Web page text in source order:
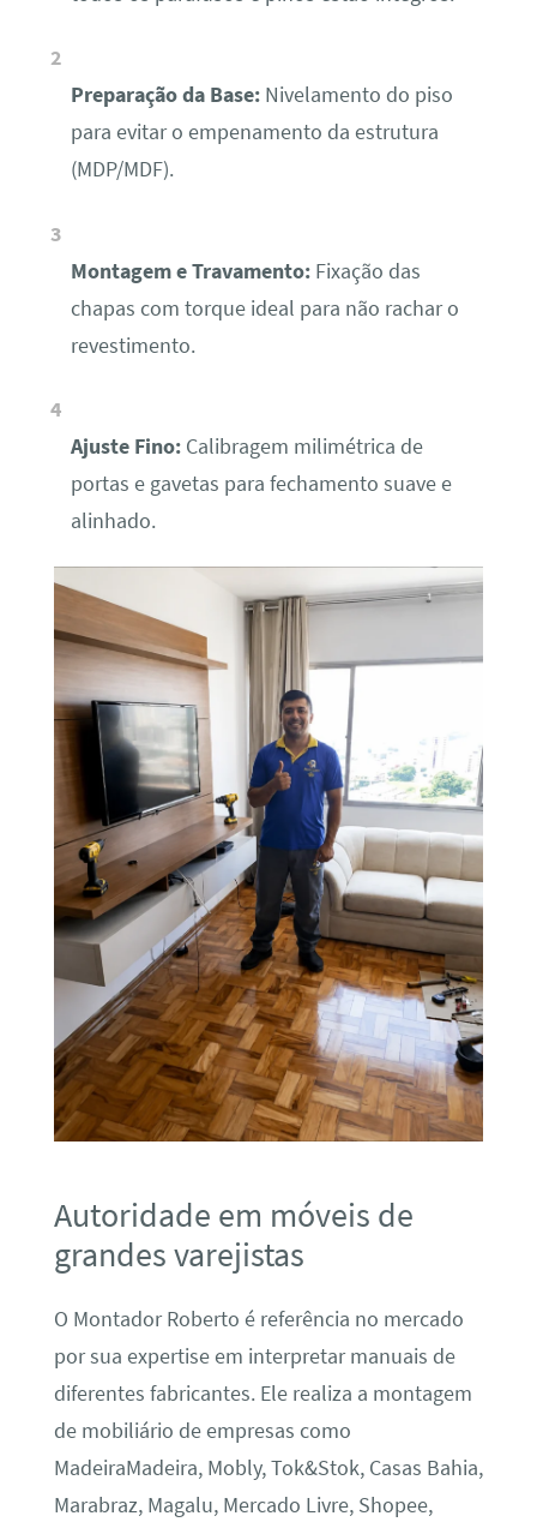
Preparação da Base:Nivelamento do piso
para evitar o empenamento da estrutura
(MDP/MDF).
Montagem e Travamento:Fixação das
chapas com torque ideal para não rachar o
revestimento.
Ajuste Fino:Calibragem milimétrica de
portas e gavetas para fechamento suave e
alinhado.
Autoridade em móveis de
grandes varejistas
O Montador Roberto é referência no mercado
por sua expertise em interpretar manuais de
diferentes fabricantes. Ele realiza a montagem
de mobiliário de empresas como
MadeiraMadeira, Mobly, Tok&Stok, Casas Bahia,
Marabraz, Magalu, Mercado Livre, Shopee,